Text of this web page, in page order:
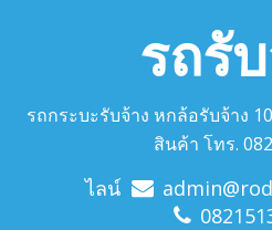
รถรั
รถกระบะรับจ้าง หกล้อรับจ้าง
สินค้า โทร.
ไลน์